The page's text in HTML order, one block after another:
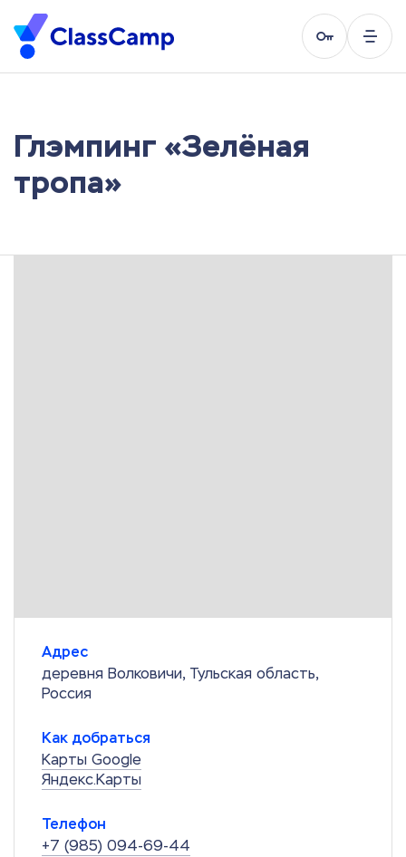
Глэмпинг «Зелёная
тропа»
Адрес
деревня Волковичи, Тульская область,
Россия
Как добраться
Карты Google
Яндекс.Карты
Телефон
+7 (985) 094-69-44